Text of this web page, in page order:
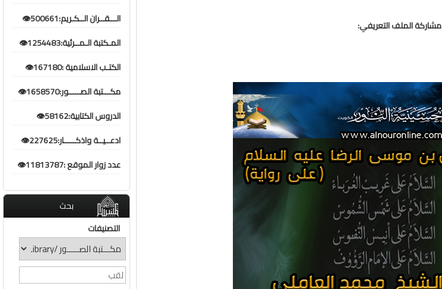
مشاركة الملف التعريفي:
الـــقــران الــكـريم:500661👁️
المـكتبة الـمــرئية:1254483👁️
الكتـب الاسلامية :167180👁️
مكـــتبة الصـــــور:1658570👁️
الدروس الكتابية:58162👁️
ادعــيــة واذكـــــار:227625👁️
عدد زوار الموقع :11813787👁️
بحث
التصنيفات